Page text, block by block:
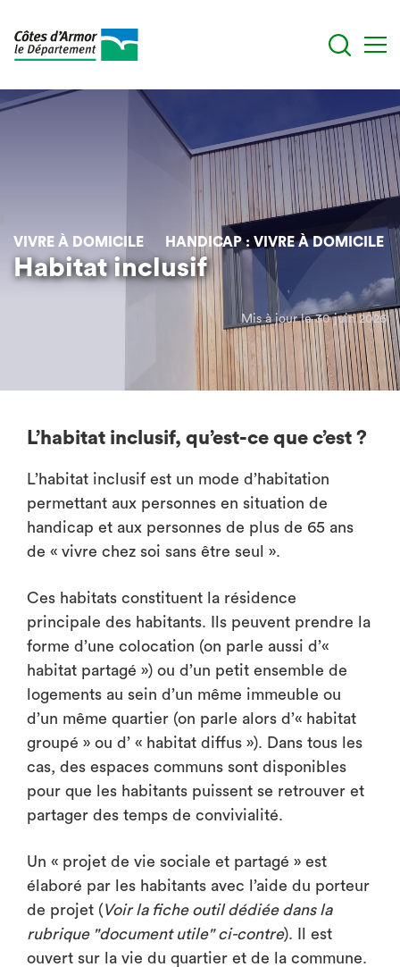
Aller
VIVRE À DOMICILE HANDICAP : VIVRE À DOMICILE
Habitat inclusif
Mis à jour le 30 juin 2026
L’habitat inclusif, qu’est-ce que c’est ?
L’habitat inclusif est un mode d’habitation
permettant aux personnes en situation de
handicap et aux personnes de plus de 65 ans
de « vivre chez soi sans être seul ».
Ces habitats constituent la résidence
principale des habitants. Ils peuvent prendre la
forme d’une colocation (on parle aussi d’«
habitat partagé ») ou d’un petit ensemble de
logements au sein d’un même immeuble ou
d’un même quartier (on parle alors d’« habitat
groupé » ou d’ « habitat diffus »). Dans tous les
cas, des espaces communs sont disponibles
pour que les habitants puissent se retrouver et
partager des temps de convivialité.
Un « projet de vie sociale et partagé » est
élaboré par les habitants avec l’aide du porteur
de projet (Voir la fiche outil dédiée dans la
rubrique "document utile" ci-contre). Il est
ouvert sur la vie du quartier et de la commune.